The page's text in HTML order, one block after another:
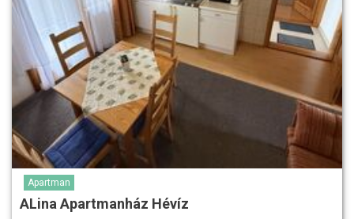
Apartman
ALina Apartmanház Hévíz